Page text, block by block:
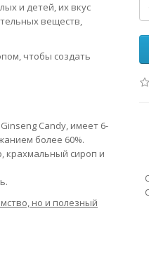
и детей, их вкус
веществ,
чтобы создать
Candy, имеет 6-
более 60%.
крахмальный сироп и
но и полезный